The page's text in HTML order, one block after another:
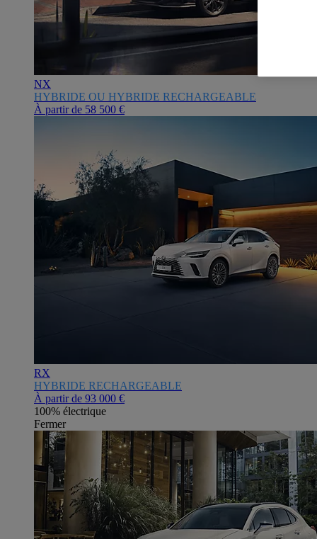
NX
HYBRIDE OU HYBRIDE RECHARGEABLE
À partir de 58 500 €
RX
HYBRIDE RECHARGEABLE
À partir de 93 000 €
100% électrique
Fermer